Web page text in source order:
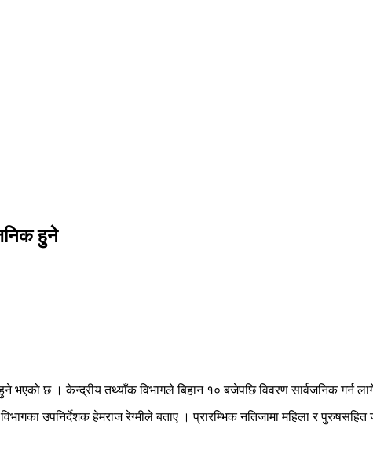
हुने
भएको छ । केन्द्रीय तथ्याँक विभागले बिहान १० बजेपछि विवरण सार्वजनिक गर्न
उपनिर्देशक हेमराज रेग्मीले बताए । प्रारम्भिक नतिजामा महिला र